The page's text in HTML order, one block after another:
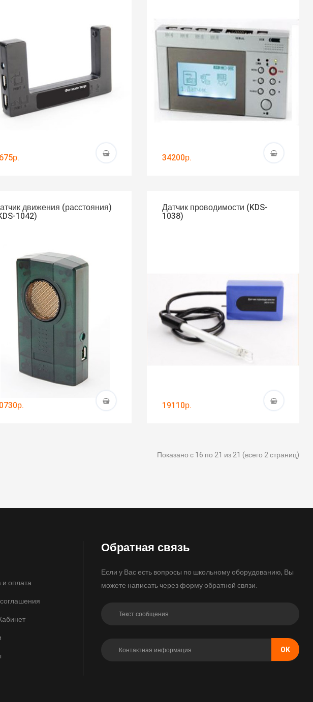
34200р.
движения (расстояния)
1042)
Датчик проводимости (KDS-
1038)
19110р.
Показано с 16 по 21 из 21 (всего 2 страниц)
и оплата
Обратная связь
Если у Вас есть вопросы по школьному оборудованию, Вы
можете написать через форму обратной связи:
OK